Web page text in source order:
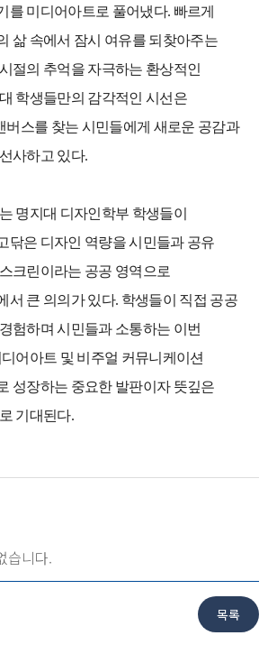
를 미디어아트로 풀어냈다. 빠르게
삶 속에서 잠시 여유를 되찾아주는
절의 추억을 자극하는 환상적인
학생들만의 감각적인 시선은
버스를 찾는 시민들에게 새로운 공감과
사하고 있다.
명지대 디자인학부 학생들이
닦은 디자인 역량을 시민들과 공유
크린이라는 공공 영역으로
서 큰 의의가 있다. 학생들이 직접 공공
험하며 시민들과 소통하는 이번
어아트 및 비주얼 커뮤니케이션
성장하는 중요한 발판이자 뜻깊은
기대된다.
습니다.